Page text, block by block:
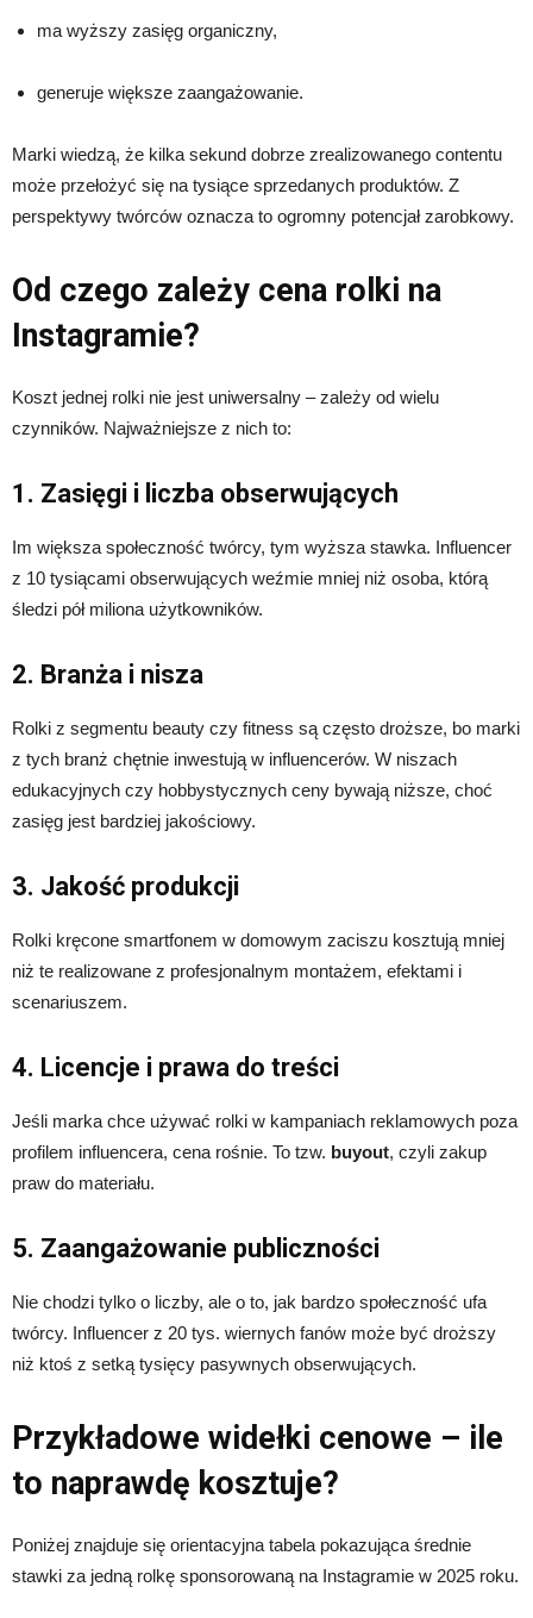
ma wyższy zasięg organiczny,
generuje większe zaangażowanie.
Marki wiedzą, że kilka sekund dobrze zrealizowanego contentu
może przełożyć się na tysiące sprzedanych produktów. Z
perspektywy twórców oznacza to ogromny potencjał zarobkowy.
Od czego zależy cena rolki na
Instagramie?
Koszt jednej rolki nie jest uniwersalny – zależy od wielu
czynników. Najważniejsze z nich to:
1. Zasięgi i liczba obserwujących
Im większa społeczność twórcy, tym wyższa stawka. Influencer
z 10 tysiącami obserwujących weźmie mniej niż osoba, którą
śledzi pół miliona użytkowników.
2. Branża i nisza
Rolki z segmentu beauty czy fitness są często droższe, bo marki
z tych branż chętnie inwestują w influencerów. W niszach
edukacyjnych czy hobbystycznych ceny bywają niższe, choć
zasięg jest bardziej jakościowy.
3. Jakość produkcji
Rolki kręcone smartfonem w domowym zaciszu kosztują mniej
niż te realizowane z profesjonalnym montażem, efektami i
scenariuszem.
4. Licencje i prawa do treści
Jeśli marka chce używać rolki w kampaniach reklamowych poza
profilem influencera, cena rośnie. To tzw. buyout, czyli zakup
praw do materiału.
5. Zaangażowanie publiczności
Nie chodzi tylko o liczby, ale o to, jak bardzo społeczność ufa
twórcy. Influencer z 20 tys. wiernych fanów może być droższy
niż ktoś z setką tysięcy pasywnych obserwujących.
Przykładowe widełki cenowe – ile
to naprawdę kosztuje?
Poniżej znajduje się orientacyjna tabela pokazująca średnie
stawki za jedną rolkę sponsorowaną na Instagramie w 2025 roku.